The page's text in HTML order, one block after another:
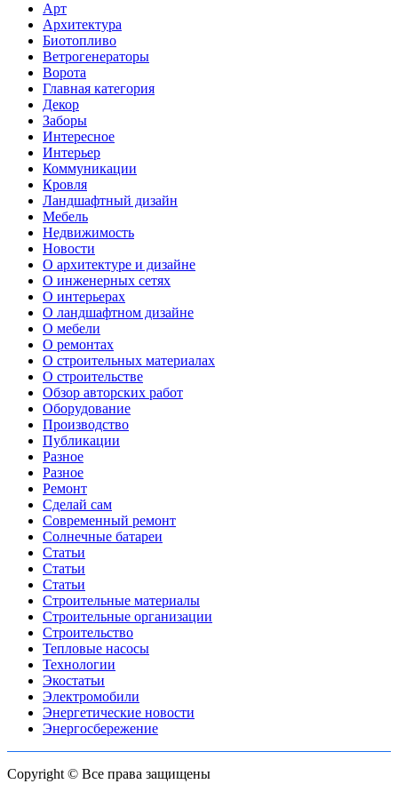
Арт
Архитектура
Биотопливо
Ветрогенераторы
Ворота
Главная категория
Декор
Заборы
Интересное
Интерьер
Коммуникации
Кровля
Ландшафтный дизайн
Мебель
Недвижимость
Новости
О архитектуре и дизайне
О инженерных сетях
О интерьерах
О ландшафтном дизайне
О мебели
О ремонтах
О строительных материалах
О строительстве
Обзор авторских работ
Оборудование
Производство
Публикации
Разное
Разное
Ремонт
Сделай сам
Современный ремонт
Солнечные батареи
Статьи
Статьи
Статьи
Строительные материалы
Строительные организации
Строительство
Тепловые насосы
Технологии
Экостатьи
Электромобили
Энергетические новости
Энергосбережение
Copyright © Все права защищены